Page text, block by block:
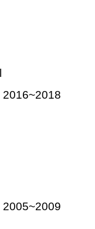
2016~2018
2005~2009